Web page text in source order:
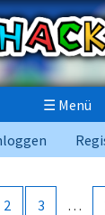
☰ Menü
2 3 …